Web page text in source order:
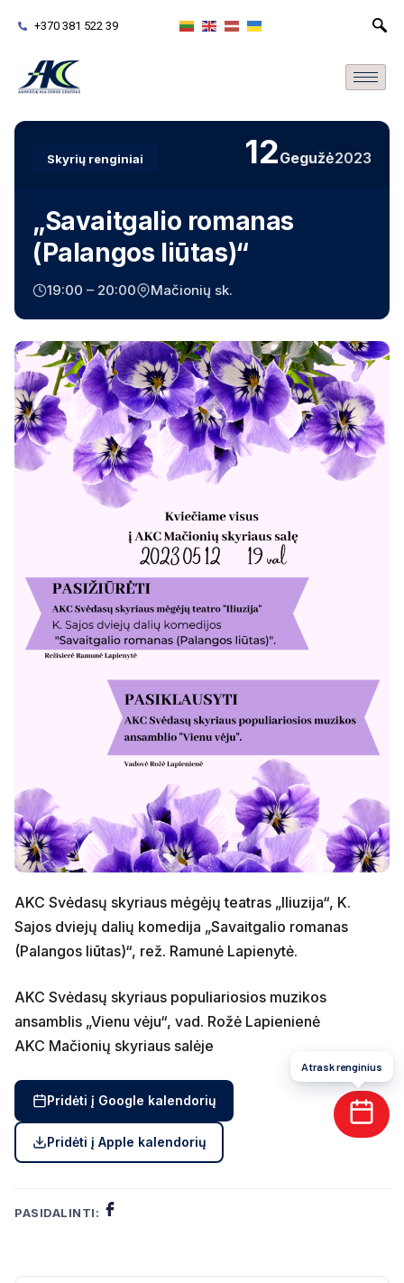
+370 381 522 39
Skyrių renginiai 12Gegužė2023
„Savaitgalio romanas
(Palangos liūtas)“
19:00 – 20:00 Mačionių sk.
AKC Svėdasų skyriaus mėgėjų teatras „Iliuzija“, K.
Sajos dviejų dalių komedija „Savaitgalio romanas
(Palangos liūtas)“, rež. Ramunė Lapienytė.
AKC Svėdasų skyriaus populiariosios muzikos
ansamblis „Vienu vėju“, vad. Rožė Lapienienė
AKC Mačionių skyriaus salėje
Pridėti į Google kalendorių
Pridėti į Apple kalendorių
PASIDALINTI:
Atrask renginius